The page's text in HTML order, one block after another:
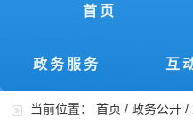
首页
政务服务 互
当前位置：首页 /政务公开 /